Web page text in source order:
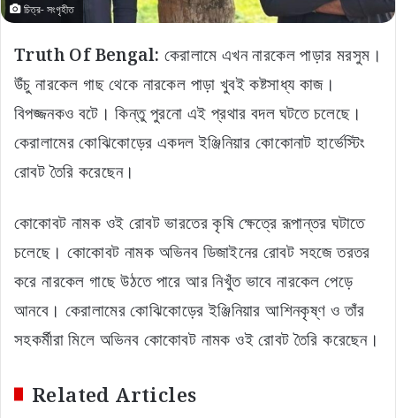
চিত্র- সংগৃহীত
Truth Of Bengal: কেরালামে এখন নারকেল পাড়ার মরসুম।
উঁচু নারকেল গাছ থেকে নারকেল পাড়া খুবই কষ্টসাধ্য কাজ।
বিপজ্জনকও বটে। কিন্তু পুরনো এই প্রথার বদল ঘটতে চলেছে।
কেরালামের কোঝিকোড়ের একদল ইঞ্জিনিয়ার কোকোনাট হার্ভেস্টিং
রোবট তৈরি করেছেন।
কোকোবট নামক ওই রোবট ভারতের কৃষি ক্ষেত্রে রূপান্তর ঘটাতে
চলেছে। কোকোবট নামক অভিনব ডিজাইনের রোবট সহজে তরতর
করে নারকেল গাছে উঠতে পারে আর নিখুঁত ভাবে নারকেল পেড়ে
আনবে। কেরালামের কোঝিকোড়ের ইঞ্জিনিয়ার আশিনকৃষ্ণ ও তাঁর
সহকর্মীরা মিলে অভিনব কোকোবট নামক ওই রোবট তৈরি করেছেন।
Related Articles